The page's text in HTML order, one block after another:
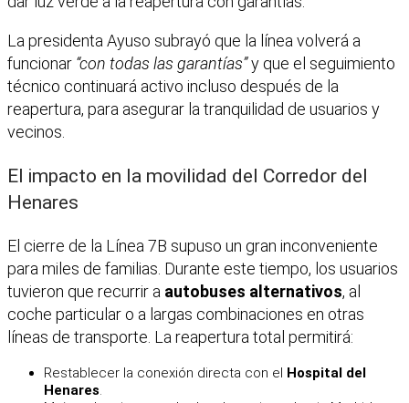
La presidenta Ayuso subrayó que la línea volverá a
funcionar “con todas las garantías”y que el seguimiento
técnico continuará activo incluso después de la
reapertura, para asegurar la tranquilidad de usuarios y
vecinos.
El impacto en la movilidad del Corredor del
Henares
El cierre de la Línea 7B supuso un gran inconveniente
para miles de familias. Durante este tiempo, los usuarios
tuvieron que recurrir a autobuses alternativos, al
coche particular o a largas combinaciones en otras
líneas de transporte. La reapertura total permitirá:
Restablecer la conexión directa con el
Hospital del
Henares.